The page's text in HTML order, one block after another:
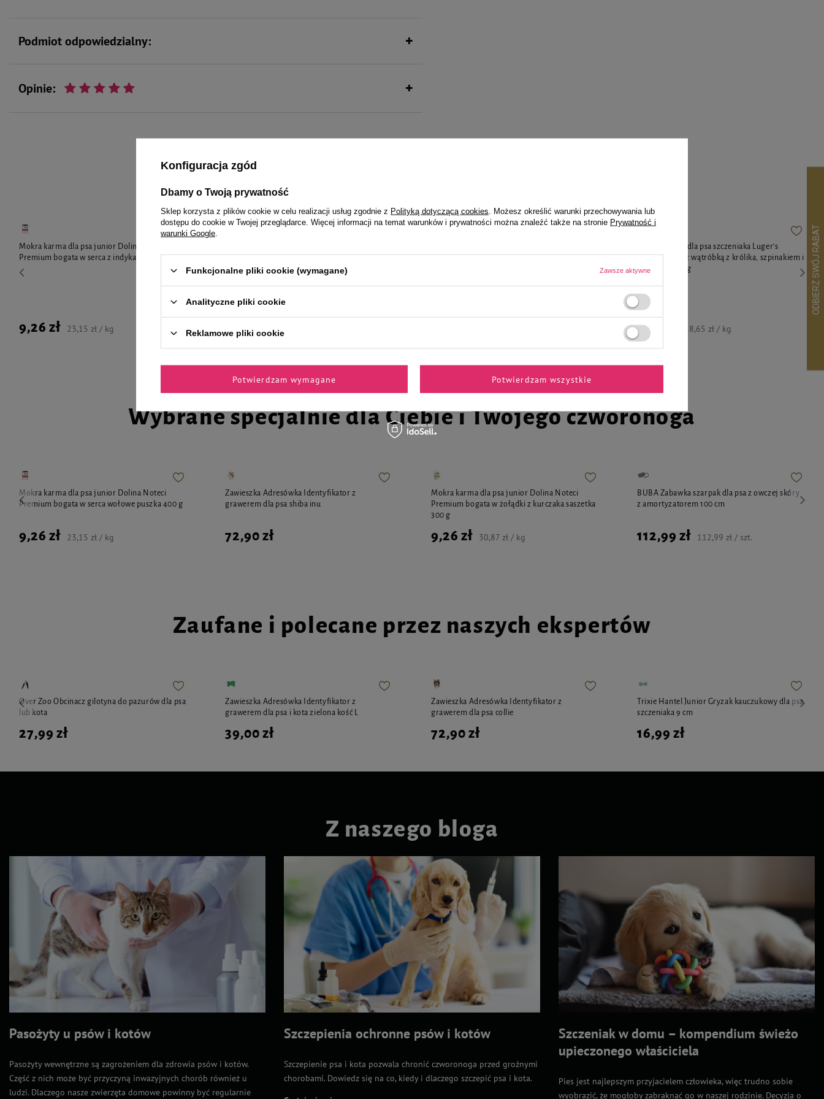
Podmiot odpowiedzialny:
Opinie:
To także ucieszy Twojego pupila
Mokra karma dla psa junior Dolina Noteci
Premium bogata w serca z indyka 400 g
9,26 zł 23,15 zł / kg
LIMITOWANA
Najniższa cena z 30 dni przed obniżką
5,99 zł
Karma mokra dla psa szczeniaka Luger's
Puppy's Time z wątróbką z królika, szpinakiem i
żurawiną 400 g
7,46 zł 18,65 zł / kg
Wybrane specjalnie dla Ciebie i Twojego czworonoga
Mokra karma dla psa junior Dolina Noteci
Premium bogata w serca wołowe puszka 400 g
9,26 zł 23,15 zł / kg
Zawieszka Adresówka Identyfikator z
grawerem dla psa shiba inu
72,90 zł
Mokra karma dla psa junior Dolina Noteci
Premium bogata w żołądki z kurczaka saszetka
300 g
9,26 zł 30,87 zł / kg
BUBA Zabawka szarpak dla psa z owczej skóry
z amortyzatorem 100 cm
112,99 zł 112,99 zł / szt.
Zaufane i polecane przez naszych ekspertów
Over Zoo Obcinacz gilotyna do pazurów dla psa
lub kota
27,99 zł
Zawieszka Adresówka Identyfikator z
grawerem dla psa i kota zielona kość L
39,00 zł
Zawieszka Adresówka Identyfikator z
grawerem dla psa collie
72,90 zł
Trixie Hantel Junior Gryzak kauczukowy dla psa
szczeniaka 9 cm
16,99 zł
Z naszego bloga
Pasożyty u psów i kotów
Pasożyty wewnętrzne są zagrożeniem dla zdrowia psów i kotów.
Część z nich może być przyczyną inwazyjnych chorób również u
ludzi. Dlaczego nasze zwierzęta domowe powinny być regularnie
Szczepienia ochronne psów i kotów
Szczepienie psa i kota pozwala chronić czworonoga przed groźnymi
chorobami. Dowiedz się na co, kiedy i dlaczego szczepić psa i kota.
Szczeniak w domu – kompendium świeżo
upieczonego właściciela
Pies jest najlepszym przyjacielem człowieka, więc trudno sobie
wyobrazić, że mogłoby zabraknąć go w naszej rodzinie. Decyzja o
Konfiguracja zgód
Dbamy o Twoją prywatność
Sklep korzysta z plików cookie w celu realizacji usług zgodnie z Polityką dotyczącą cookies . Możesz określić warunki przechowywania lub
dostępu do cookie w Twojej przeglądarce. Więcej informacji na temat warunków i prywatności można znaleźć także na stronie Prywatność i
warunki Google
Funkcjonalne pliki cookie (wymagane) Zawsze aktywne
Analityczne pliki cookie
Reklamowe pliki cookie
Potwierdzam wymagane Potwierdzam wszystkie